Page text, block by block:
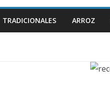
TRADICIONALES ARROZ